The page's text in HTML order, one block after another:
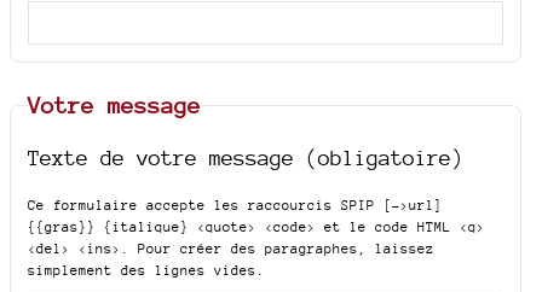
Votre message
Texte de votre message (obligatoire)
Ce formulaire accepte les raccourcis SPIP
[->url]
{{gras}} {italique} <quote> <code>
et le code HTML <q>
<del> <ins>
. Pour créer des paragraphes, laissez
simplement des lignes vides.